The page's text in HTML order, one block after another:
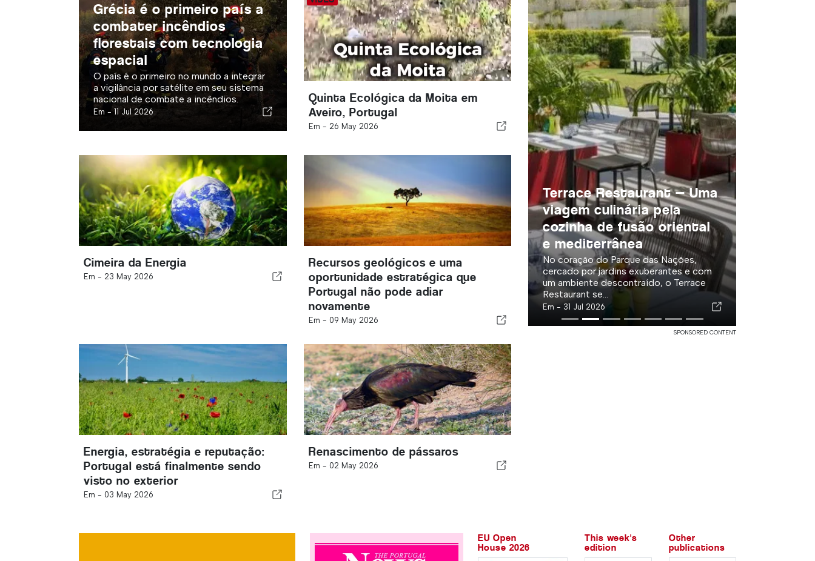
Grécia é o primeiro país a
combater incêndios
florestais com tecnologia
espacial
O país é o primeiro no mundo a integrar
a vigilância por satélite em seu sistema
nacional de combate a incêndios.
Em -11 Jul 2026
Quinta Ecológica da Moita em
Aveiro, Portugal
Em - 26 May 2026
Cimeira da Energia
Em - 23 May 2026
Recursos geológicos e uma
oportunidade estratégica que
Portugal não pode adiar
novamente
Em - 09 May 2026
Energia, estratégia e reputação:
Portugal está finalmente sendo
visto no exterior
Em - 03 May 2026
Renascimento de pássaros
Em - 02 May 2026
Terrace Restaurant — Uma
viagem culinária pela
cozinha de fusão oriental
e mediterrânea
No coração do Parque das Nações,
cercado por jardins exuberantes e com
um ambiente descontraído, o Terrace
Restaurant se...
Em - 31 Jul 2026
SPONSORED CONTENT
EU Open
House 2026
This week's
edition
Other
publications